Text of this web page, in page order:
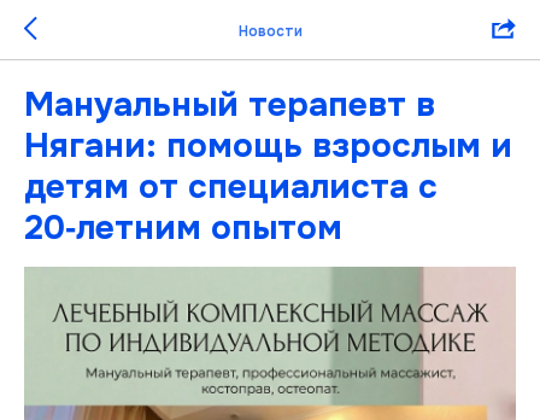
Новости
Мануальный терапевт в
Нягани: помощь взрослым и
детям от специалиста с
20‑летним опытом